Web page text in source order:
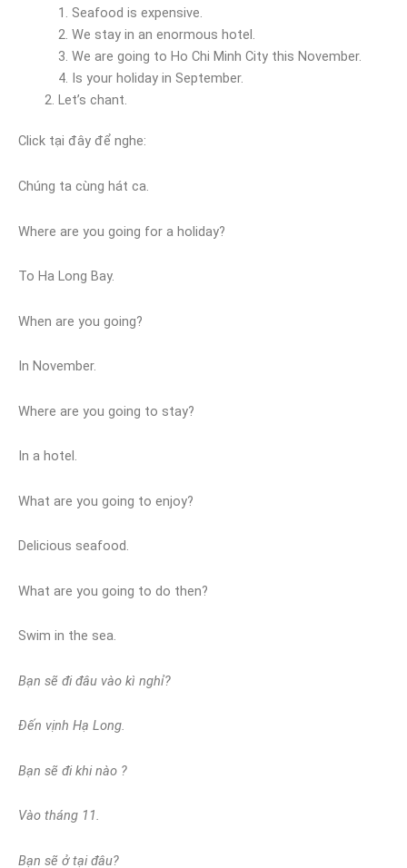
1. Seafood is expensive.
2. We stay in an enormous hotel.
3. We are going to Ho Chi Minh City this November.
4. Is your holiday in September.
Let’s chant.
Click tại đây để nghe:
Chúng ta cùng hát ca.
Where are you going for a holiday?
To Ha Long Bay.
When are you going?
In November.
Where are you going to stay?
In a hotel.
What are you going to enjoy?
Delicious seafood.
What are you going to do then?
Swim in the sea.
Bạn sẽ đi đâu vào kì nghỉ?
Đến vịnh Hạ Long.
Bạn sẽ đi khi nào ?
Vào tháng 11.
Bạn sẽ ở tại đâu?